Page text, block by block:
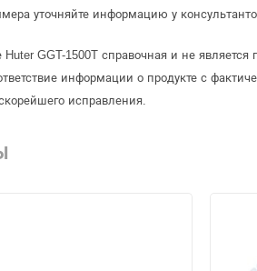
уточняйте информацию у
GGT-1500T справочная и не
информации о продукте с
исправления.